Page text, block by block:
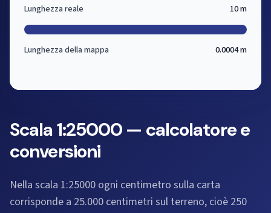
Scala 1:25000 — calcolatore e
conversioni
Nella scala 1:25000 ogni centimetro sulla carta
corrisponde a 25.000 centimetri sul terreno, cioè 250
Lunghezza reale 10 m
Lunghezza della mappa 0.0004 m